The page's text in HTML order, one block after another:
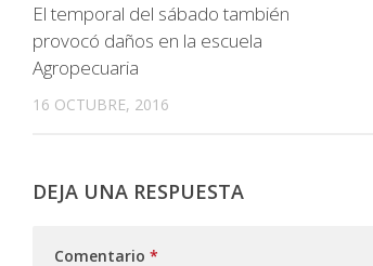
El temporal del sábado también
provocó daños en la escuela
Agropecuaria
16 OCTUBRE, 2016
DEJA UNA RESPUESTA
Comentario *